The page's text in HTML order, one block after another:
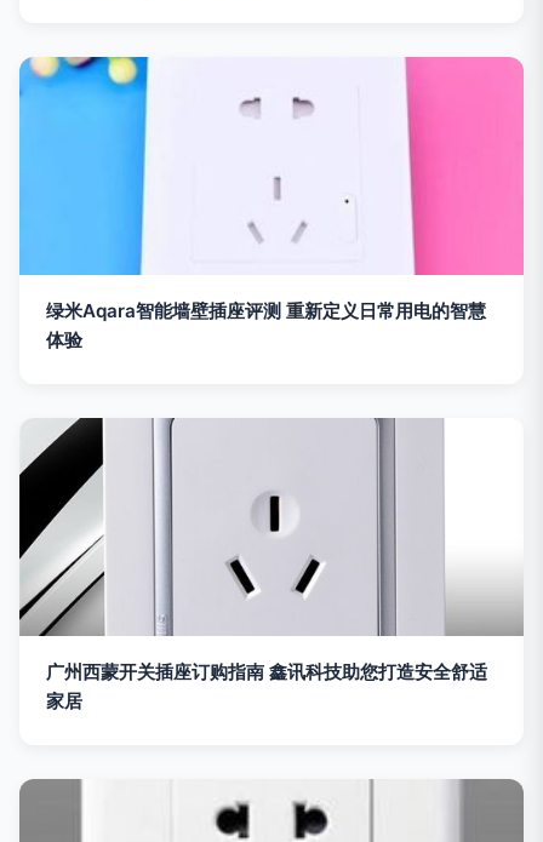
绿米Aqara智能墙壁插座评测 重新定义日常用电的智慧
体验
广州西蒙开关插座订购指南 鑫讯科技助您打造安全舒适
家居